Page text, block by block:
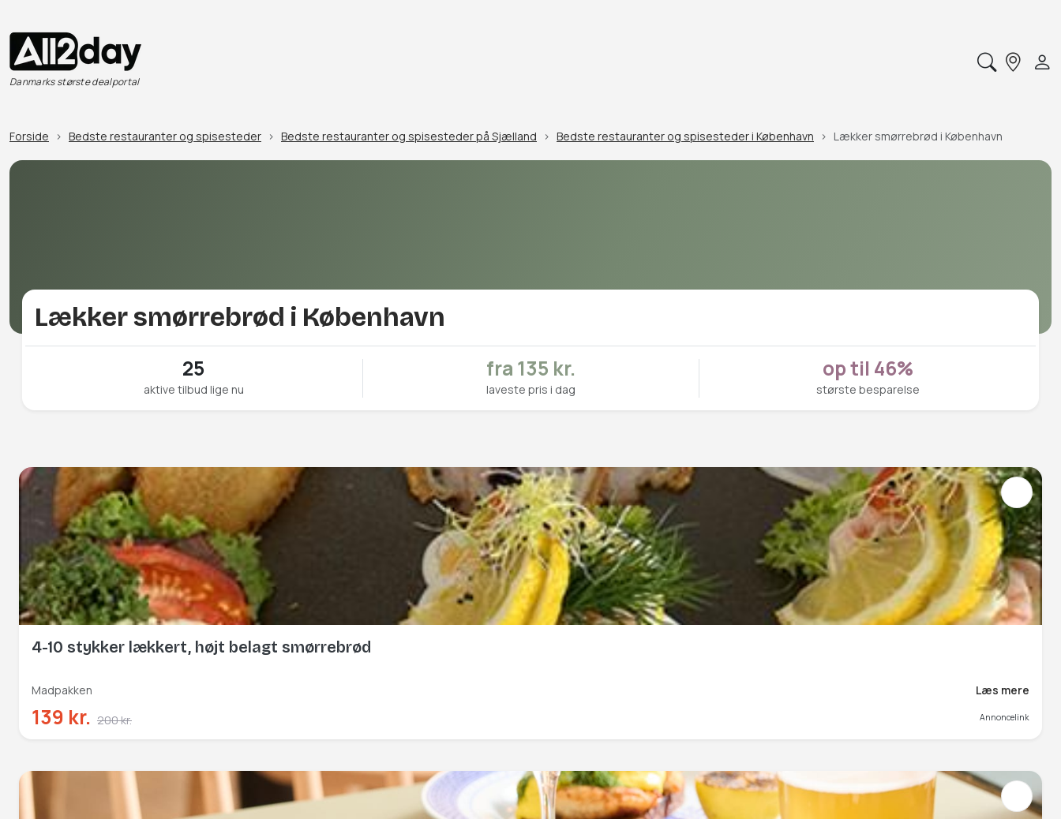
Danmarks største dealportal
Forside Bedste restauranter og spisesteder Bedste restauranter og spisesteder på Sjælland Bedste restauranter og spisesteder i København Lækker smørrebrød i København
Lækker smørrebrød i København
25
aktive tilbud lige nu
fra 135 kr.
laveste pris i dag
op til 46%
største besparelse
4-10 stykker lækkert, højt belagt smørrebrød
Madpakken Læs mere
139 kr. 200 kr. Annoncelink